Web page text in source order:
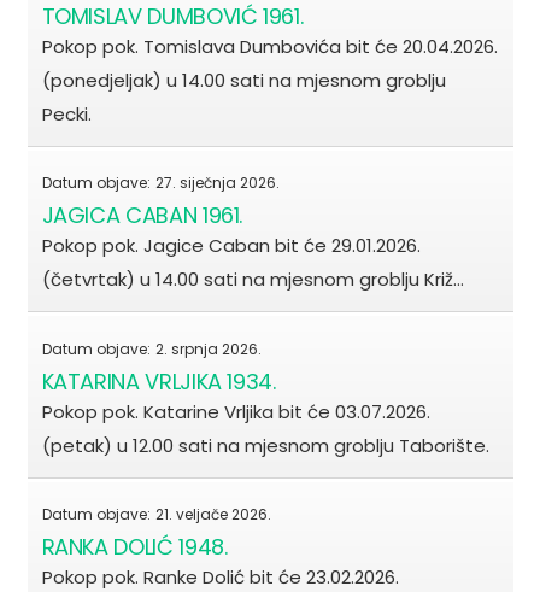
TOMISLAV DUMBOVIĆ 1961.
Pokop pok. Tomislava Dumbovića bit će 20.04.2026.
(ponedjeljak) u 14.00 sati na mjesnom groblju
Pecki.
Datum objave: 27. siječnja 2026.
JAGICA CABAN 1961.
Pokop pok. Jagice Caban bit će 29.01.2026.
(četvrtak) u 14.00 sati na mjesnom groblju Križ…
Datum objave: 2. srpnja 2026.
KATARINA VRLJIKA 1934.
Pokop pok. Katarine Vrljika bit će 03.07.2026.
(petak) u 12.00 sati na mjesnom groblju Taborište.
Datum objave: 21. veljače 2026.
RANKA DOLIĆ 1948.
Pokop pok. Ranke Dolić bit će 23.02.2026.